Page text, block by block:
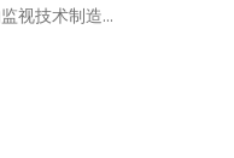
视技术制造...